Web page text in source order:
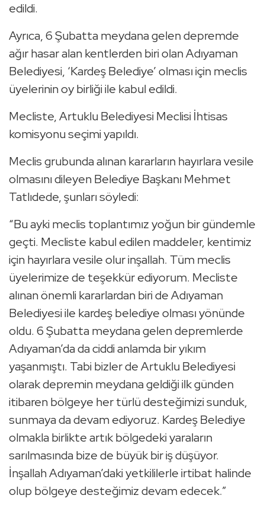
edildi.
Ayrıca, 6 Şubatta meydana gelen depremde
ağır hasar alan kentlerden biri olan Adıyaman
Belediyesi, ‘Kardeş Belediye’ olması için meclis
üyelerinin oy birliği ile kabul edildi.
Mecliste, Artuklu Belediyesi Meclisi İhtisas
komisyonu seçimi yapıldı.
Meclis grubunda alınan kararların hayırlara vesile
olmasını dileyen Belediye Başkanı Mehmet
Tatlıdede, şunları söyledi:
“Bu ayki meclis toplantımız yoğun bir gündemle
geçti. Mecliste kabul edilen maddeler, kentimiz
için hayırlara vesile olur inşallah. Tüm meclis
üyelerimize de teşekkür ediyorum. Mecliste
alınan önemli kararlardan biri de Adıyaman
Belediyesi ile kardeş belediye olması yönünde
oldu. 6 Şubatta meydana gelen depremlerde
Adıyaman’da da ciddi anlamda bir yıkım
yaşanmıştı. Tabi bizler de Artuklu Belediyesi
olarak depremin meydana geldiği ilk günden
itibaren bölgeye her türlü desteğimizi sunduk,
sunmaya da devam ediyoruz. Kardeş Belediye
olmakla birlikte artık bölgedeki yaraların
sarılmasında bize de büyük bir iş düşüyor.
İnşallah Adıyaman’daki yetkililerle irtibat halinde
olup bölgeye desteğimiz devam edecek.”